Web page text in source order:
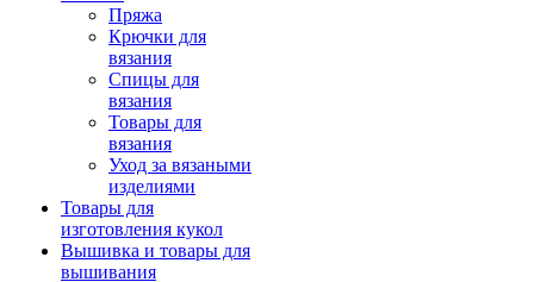
Пряжа
Крючки для
вязания
Спицы для
вязания
Товары для
вязания
Уход за вязаными
изделиями
Товары для
изготовления кукол
Вышивка и товары для
вышивания